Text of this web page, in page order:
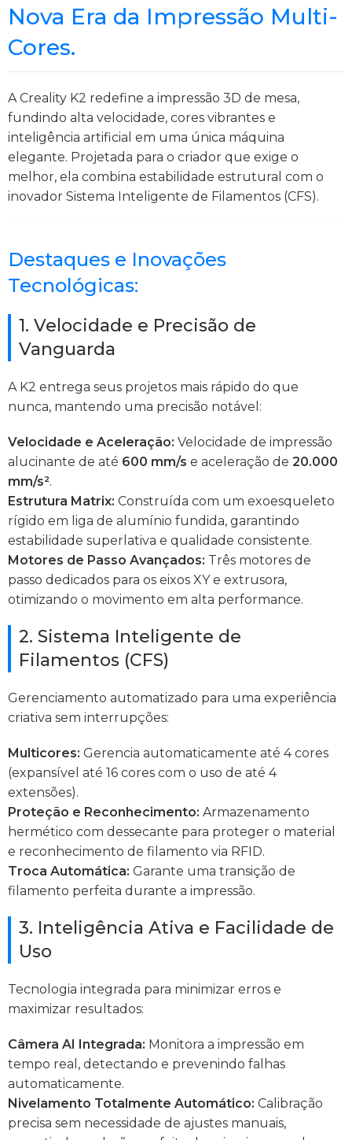
Nova Era da Impressão Multi-
Cores.
A Creality K2 redefine a impressão 3D de mesa,
fundindo alta velocidade, cores vibrantes e
inteligência artificial em uma única máquina
elegante. Projetada para o criador que exige o
melhor, ela combina estabilidade estrutural com o
inovador Sistema Inteligente de Filamentos (CFS).
Destaques e Inovações
Tecnológicas:
1. Velocidade e Precisão de
Vanguarda
A K2 entrega seus projetos mais rápido do que
nunca, mantendo uma precisão notável:
Velocidade e Aceleração: Velocidade de impressão
alucinante de até 600 mm/s e aceleração de 20.000
mm/s².
Estrutura Matrix: Construída com um exoesqueleto
rígido em liga de alumínio fundida, garantindo
estabilidade superlativa e qualidade consistente.
Motores de Passo Avançados: Três motores de
passo dedicados para os eixos XY e extrusora,
otimizando o movimento em alta performance.
2. Sistema Inteligente de
Filamentos (CFS)
Gerenciamento automatizado para uma experiência
criativa sem interrupções:
Multicores: Gerencia automaticamente até 4 cores
(expansível até 16 cores com o uso de até 4
extensões).
Proteção e Reconhecimento: Armazenamento
hermético com dessecante para proteger o material
e reconhecimento de filamento via RFID.
Troca Automática: Garante uma transição de
filamento perfeita durante a impressão.
3. Inteligência Ativa e Facilidade de
Uso
Tecnologia integrada para minimizar erros e
maximizar resultados:
Câmera AI Integrada: Monitora a impressão em
tempo real, detectando e prevenindo falhas
automaticamente.
Nivelamento Totalmente Automático: Calibração
precisa sem necessidade de ajustes manuais,